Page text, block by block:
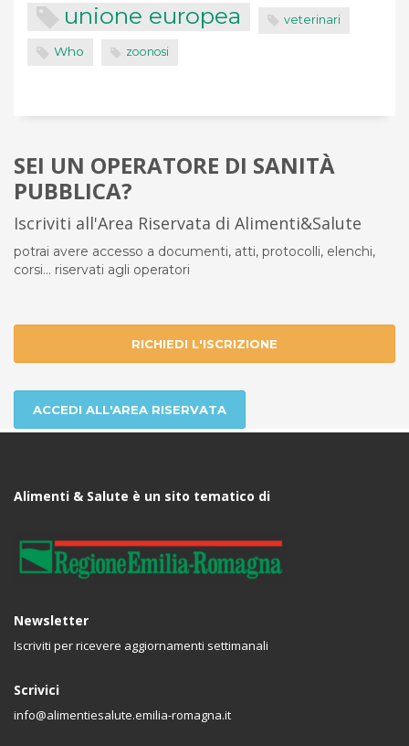
unione europea veterinari
Who zoonosi
SEI UN OPERATORE DI SANITÀ
PUBBLICA?
Iscriviti all'Area Riservata di Alimenti&Salute
potrai avere accesso a documenti, atti, protocolli, elenchi,
corsi... riservati agli operatori
RICHIEDI L'ISCRIZIONE
ACCEDI ALL'AREA RISERVATA
Alimenti & Salute è un sito tematico di
Newsletter
Iscriviti per ricevere aggiornamenti settimanali
Scrivici
info@alimentiesalute.emilia-romagna.it